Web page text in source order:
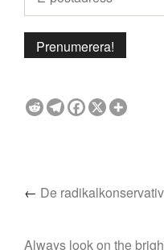
← De
Always look on the